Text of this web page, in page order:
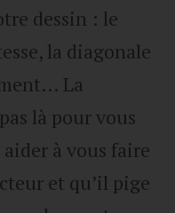
dessin : le
la diagonale
La
là pour vous
à vous faire
et qu’il pige